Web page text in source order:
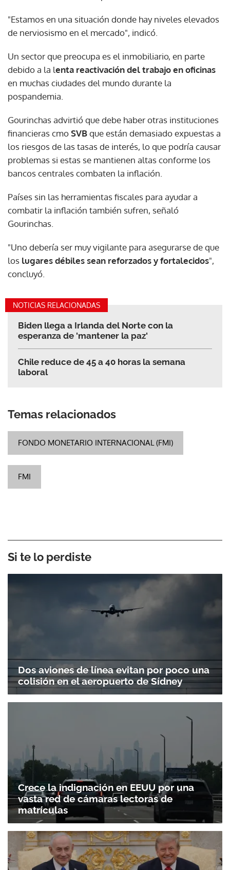
"Estamos en una situación donde hay niveles elevados
de nerviosismo en el mercado", indicó.
Un sector que preocupa es el inmobiliario, en parte
debido a la lenta reactivación del trabajo en oficinas
en muchas ciudades del mundo durante la
pospandemia.
Gourinchas advirtió que debe haber otras instituciones
financieras cmoSVBque están demasiado expuestas a
los riesgos de las tasas de interés, lo que podría causar
problemas si estas se mantienen altas conforme los
bancos centrales combaten la inflación.
Países sin las herramientas fiscales para ayudar a
combatir la inflación también sufren, señaló
Gourinchas.
"Uno debería ser muy vigilante para asegurarse de que
los lugares débiles sean reforzados y fortalecidos",
concluyó.
NOTICIAS RELACIONADAS
Biden llega a Irlanda del Norte con la
esperanza de 'mantener la paz'
Chile reduce de 45 a 40 horas la semana
laboral
Temas relacionados
FONDO MONETARIO INTERNACIONAL (FMI)
FMI
Si te lo perdiste
Dos aviones de línea evitan por poco una
colisión en el aeropuerto de Sídney
Crece la indignación en EEUU por una
vasta red de cámaras lectoras de
matrículas